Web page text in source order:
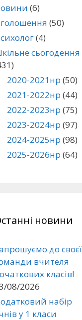
(6)
(50)
(4)
сьогодення
2020-2021нр (50)
2021-2022нр (44)
2022-2023нр (75)
2023-2024нр (97)
2024-2025нр (98)
2025-2026нр (64)
новини
до своєї
вчителя
класів!
08/2026
набір
у 1 класи